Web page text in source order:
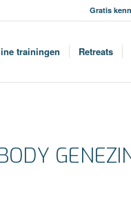
Gratis
trainingen Retreats